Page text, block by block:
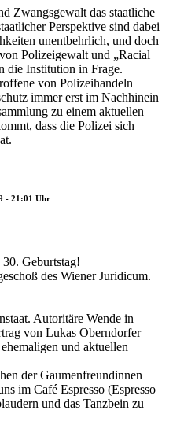
Zwangsgewalt das staatliche
Perspektive sind dabei
unentbehrlich, und doch
Polizeigewalt und „Racial
die Institution in Frage.
von Polizeihandeln
immer erst im Nachhinein
zu einem aktuellen
dass die Polizei sich
- 21:01 Uhr
Geburtstag!
des Wiener Juridicum.
Autoritäre Wende in
von Lukas Oberndorfer
und aktuellen
der Gaumenfreundinnen
im Café Espresso (Espresso
und das Tanzbein zu